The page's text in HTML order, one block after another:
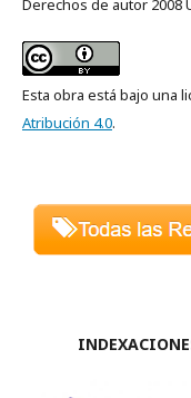
Derechos de autor 2008
Esta obra está bajo una
Atribución 4.0.